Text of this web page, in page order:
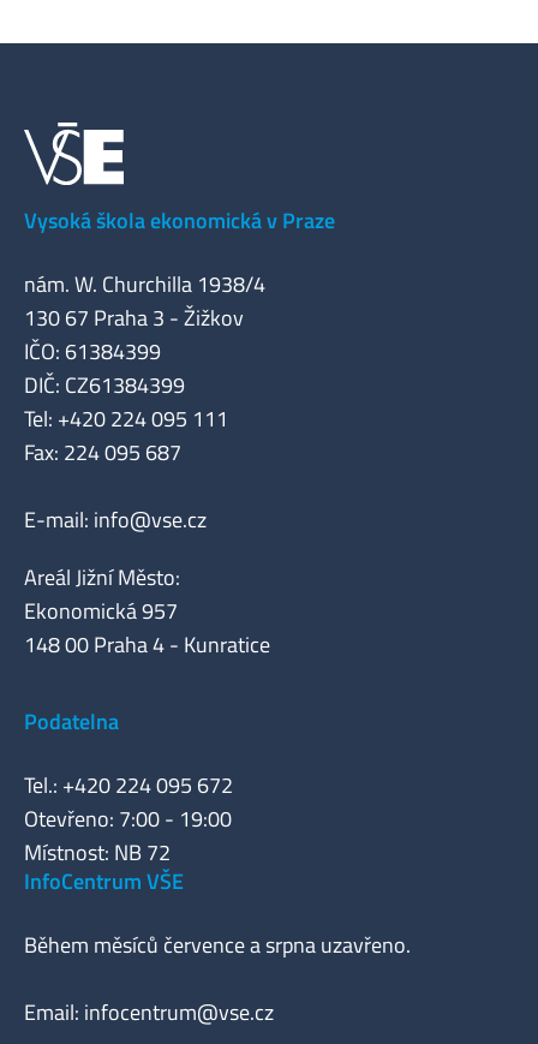
Vysoká škola ekonomická v Praze
nám. W. Churchilla 1938/4
130 67 Praha 3 - Žižkov
IČO: 61384399
DIČ: CZ61384399
Tel: +420 224 095 111
Fax: 224 095 687
E-mail: info@vse.cz
Areál Jižní Město:
Ekonomická 957
148 00 Praha 4 - Kunratice
Podatelna
Tel.: +420 224 095 672
Otevřeno: 7:00 - 19:00
Místnost: NB 72
InfoCentrum VŠE
Během měsíců července a srpna uzavřeno.
Email: infocentrum@vse.cz